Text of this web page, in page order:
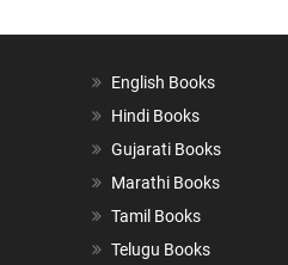
English Books
Hindi Books
Gujarati Books
Marathi Books
Tamil Books
Telugu Books